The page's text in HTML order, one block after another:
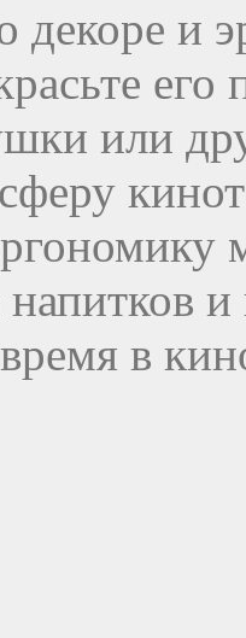
декоре и
его
или
напитков
в